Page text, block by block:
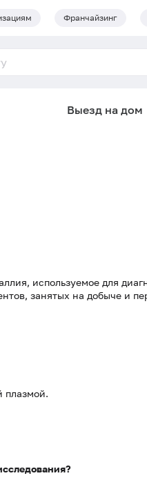
Франчайзинг
Выезд на дом
используемое для
занятых на добыче и
плазмой.